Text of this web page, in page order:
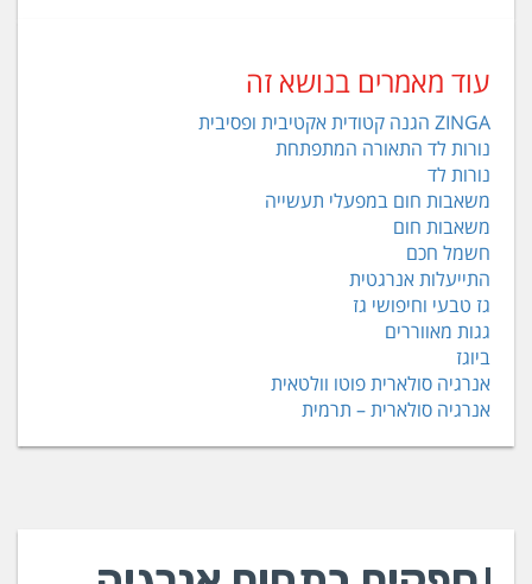
עוד מאמרים בנושא זה
ZINGA הגנה קטודית אקטיבית ופסיבית
נורות לד התאורה המתפתחת
נורות לד
משאבות חום במפעלי תעשייה
משאבות חום
חשמל חכם
התייעלות אנרגטית
גז טבעי וחיפושי גז
גגות מאווררים
ביוגז
אנרגיה סולארית פוטו וולטאית
אנרגיה סולארית – תרמית